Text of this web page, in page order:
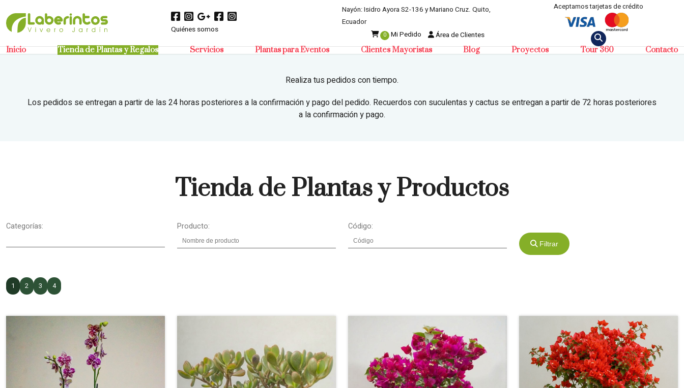
Quiénes somos
Nayón: Isidro Ayora S2-136 y Mariano Cruz. Quito,
Ecuador
0 Mi Pedido Área de Clientes
Aceptamos tarjetas de crédito
Inicio Tienda de Plantas y Regalos Servicios Plantas para Eventos Clientes Mayoristas Blog Proyectos Tour 360 Contacto
Realiza tus pedidos con tiempo.
Los pedidos se entregan a partir de las 24 horas posteriores a la confirmación y pago del pedido. Recuerdos con suculentas y cactus se entregan a partir de 72 horas posteriores
a la confirmación y pago.
Tienda de Plantas y Productos
Categorías: Producto: Código:
Filtrar
1 2 3 4